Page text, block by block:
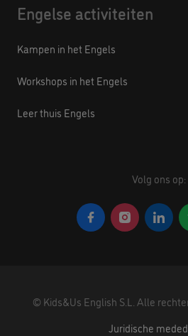
Engelse activiteiten
Kampen in het Engels
Workshops in het Engels
Leer thuis Engels
Volg ons op:
© Kids&Us English S.L. Alle
Juridische